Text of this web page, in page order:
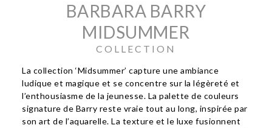
BARBARA BARRY
MIDSUMMER
COLLECTION
La collection ‘Midsummer’ capture une ambiance
ludique et magique et se concentre sur la légèreté et
l’enthousiasme de la jeunesse. La palette de couleurs
signature de Barry reste vraie tout au long, inspirée par
son art de l’aquarelle. La texture et le luxe fusionnent